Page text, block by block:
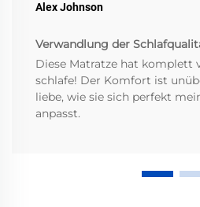
Alex Johnson
Verwandlung der
Diese Matratze hat komplett
schlafe! Der Komfort ist
liebe, wie sie sich perfekt
anpasst.